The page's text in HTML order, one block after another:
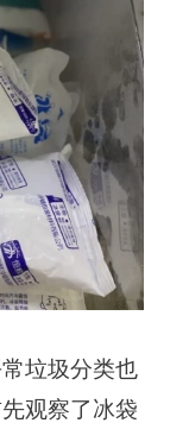
垃圾分类也
观察了冰袋